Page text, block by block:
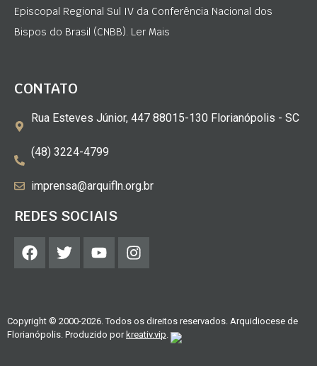
Episcopal Regional Sul IV da Conferência Nacional dos
Bispos do Brasil (CNBB). Ler Mais
CONTATO
Rua Esteves Júnior, 447 88015-130 Florianópolis - SC
(48) 3224-4799
imprensa@arquifln.org.br
REDES SOCIAIS
Copyright © 2000-2026. Todos os direitos reservados. Arquidiocese de
Florianópolis. Produzido por kreativ.vip